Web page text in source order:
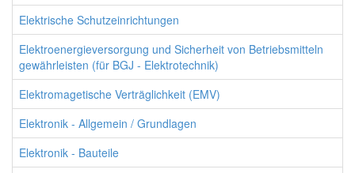
Elektrische Schutzeinrichtungen
Elektroenergieversorgung und Sicherheit von Betriebsmitteln
gewährleisten (für BGJ - Elektrotechnik)
Elektromagetische Verträglichkeit (EMV)
Elektronik - Allgemein / Grundlagen
Elektronik - Bauteile